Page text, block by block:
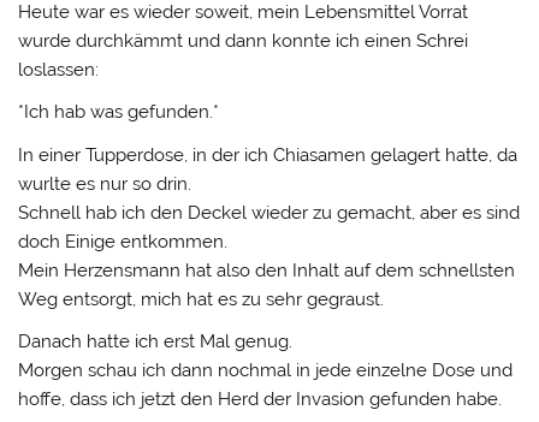
Heute war es wieder soweit, mein Lebensmittel Vorrat
wurde durchkämmt und dann konnte ich einen Schrei
loslassen:
*Ich hab was gefunden.*
In einer Tupperdose, in der ich Chiasamen gelagert hatte, da
wurlte es nur so drin.
Schnell hab ich den Deckel wieder zu gemacht, aber es sind
doch Einige entkommen.
Mein Herzensmann hat also den Inhalt auf dem schnellsten
Weg entsorgt, mich hat es zu sehr gegraust.
Danach hatte ich erst Mal genug.
Morgen schau ich dann nochmal in jede einzelne Dose und
hoffe, dass ich jetzt den Herd der Invasion gefunden habe.